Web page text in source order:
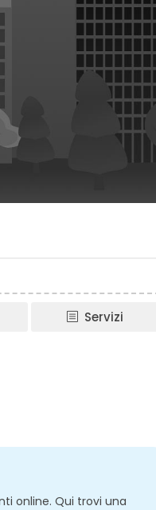
Servizi
online. Qui trovi una